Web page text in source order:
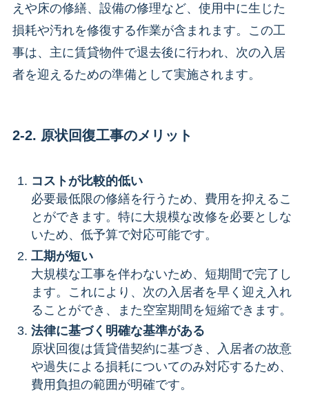
えや床の修繕、設備の修理など、使用中に生じた
損耗や汚れを修復する作業が含まれます。この工
事は、主に賃貸物件で退去後に行われ、次の入居
者を迎えるための準備として実施されます。
2-2. 原状回復工事のメリット
コストが比較的低い
必要最低限の修繕を行うため、費用を抑えるこ
とができます。特に大規模な改修を必要としな
いため、低予算で対応可能です。
工期が短い
大規模な工事を伴わないため、短期間で完了し
ます。これにより、次の入居者を早く迎え入れ
ることができ、また空室期間を短縮できます。
法律に基づく明確な基準がある
原状回復は賃貸借契約に基づき、入居者の故意
や過失による損耗についてのみ対応するため、
費用負担の範囲が明確です。